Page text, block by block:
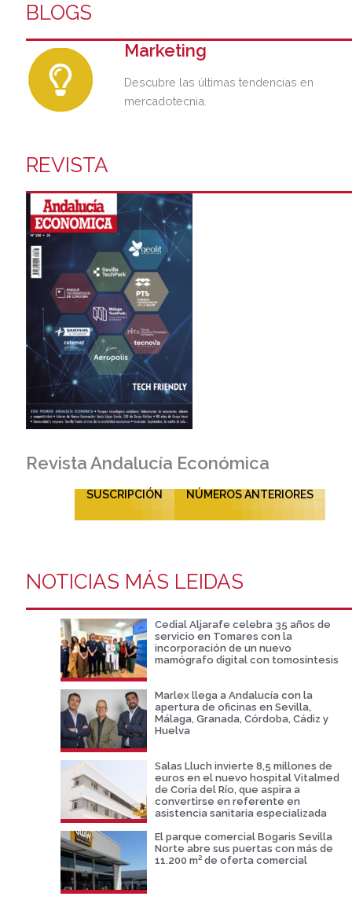
BLOGS
Marketing
Descubre las últimas tendencias en
mercadotecnia.
REVISTA
Revista Andalucía Económica
SUSCRIPCIÓN NÚMEROS ANTERIORES
NOTICIAS MÁS LEIDAS
Cedial Aljarafe celebra 35 años de
servicio en Tomares con la
incorporación de un nuevo
mamógrafo digital con tomosíntesis
Marlex llega a Andalucía con la
apertura de oficinas en Sevilla,
Málaga, Granada, Córdoba, Cádiz y
Huelva
Salas Lluch invierte 8,5 millones de
euros en el nuevo hospital Vitalmed
de Coria del Río, que aspira a
convertirse en referente en
asistencia sanitaria especializada
El parque comercial Bogaris Sevilla
Norte abre sus puertas con más de
11.200 m² de oferta comercial